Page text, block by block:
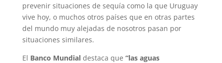
prevenir situaciones de sequía como la que Uruguay
vive hoy, o muchos otros países que en otras partes
del mundo muy alejadas de nosotros pasan por
situaciones similares.
El Banco Mundialdestaca que “las aguas